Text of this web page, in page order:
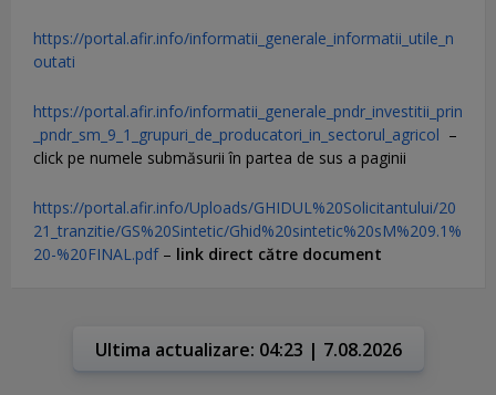
https://portal.afir.info/informatii_generale_informatii_utile_n
outati
https://portal.afir.info/informatii_generale_pndr_investitii_prin
_pndr_sm_9_1_grupuri_de_producatori_in_sectorul_agricol –
click pe numele submăsurii în partea de sus a paginii
https://portal.afir.info/Uploads/GHIDUL%20Solicitantului/20
21_tranzitie/GS%20Sintetic/Ghid%20sintetic%20sM%209.1%
20-%20FINAL.pdf– link direct către document
Ultima actualizare: 04:23 | 7.08.2026